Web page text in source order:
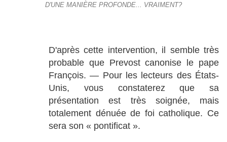
D'UNE MANIÈRE PROFONDE... VRAIMENT?
D'après cette intervention, il semble très
probable que Prevost canonise le pape
François. — Pour les lecteurs des États-
Unis, vous constaterez que sa
présentation est très soignée, mais
totalement dénuée de foi catholique. Ce
sera son « pontificat ».